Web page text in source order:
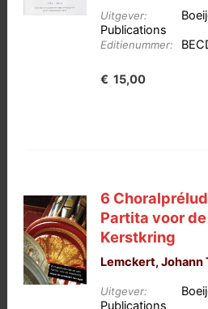
Uitgever:
Publications
Editienummer:
€ 15,00
6
Partita voor de
Kerstkring
Lemckert, Johann
Uitgever:
Publications